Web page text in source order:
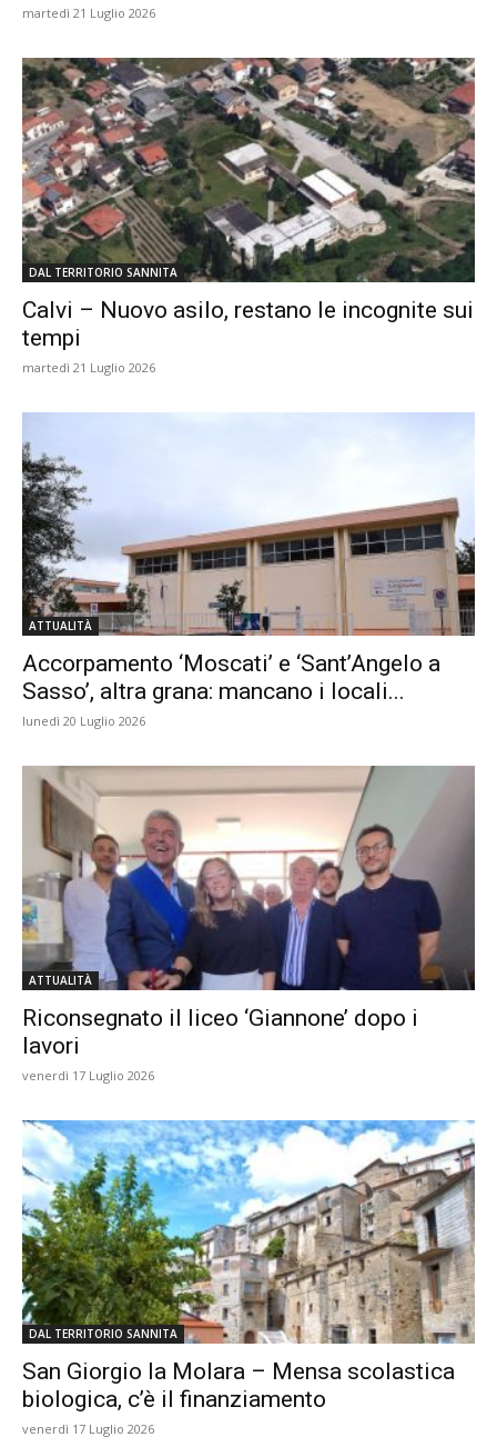
martedì 21 Luglio 2026
DAL TERRITORIO SANNITA
Calvi – Nuovo asilo, restano le incognite sui
tempi
martedì 21 Luglio 2026
ATTUALITÀ
Accorpamento ‘Moscati’ e ‘Sant’Angelo a
Sasso’, altra grana: mancano i locali...
lunedì 20 Luglio 2026
ATTUALITÀ
Riconsegnato il liceo ‘Giannone’ dopo i
lavori
venerdì 17 Luglio 2026
DAL TERRITORIO SANNITA
San Giorgio la Molara – Mensa scolastica
biologica, c’è il finanziamento
venerdì 17 Luglio 2026